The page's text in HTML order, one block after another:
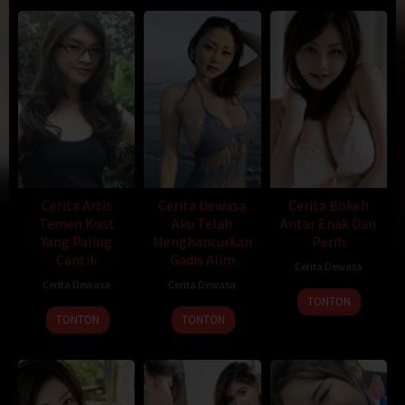
Bejo, rekan sesama tukang ojek tempat kami bersama mangkal.
Aku hanya membalas dengan senyuman. “ Bu…kopi satu,’’ ujarnya
kepada pemilik warung. “Catur , Den?” ujarnya.”halah…bosen, dari
pagi main sama si Ujang, entar situ kalah lagi”, Bejo hanya nyengir
mendengar jawabanku. Siang ini memang pikiranku tengah galau,
mengenang peristiwa tadi malam dan pagi hari ini.
Aku tinggal menumpang mertua di sebuah rumah sederhana di
kampung perbatasan jakarta. Kami berasal dari keluarga dengan
ekonomi pas-pasan. Isteriku terpaksa menjadi TKI di Arab Saudi
untuk memperbaiki keadaan.
Motor kreditan yang aku pakai untuk mengojek ini juga hasil jerih
payahnya.Kondisi mertua juga sama saja, ayah isteriku adalah
tukang bangunan yang lebih sering keliling dari satu proyek ke
proyek lain daripada dirumahnya sendiri, kadang berbulan-bulan
tidak pulang. Bapak, demikian aku memanggilnya, dulu sangat
keras menolak pernikahan kami, ya wajar, sudah susah kok dapat
mantu yang juga susah. Sementara ibu mertua kebalikannya, ia
sosok ibu yang lembut dan baik hati. Mau bagaimana lagi kalau
memang sudah jodohnya. Dulu aku sempat bekerja di pabrik
sebelum akhirnya bangkrut dan aku kena PHK. Pernikahan kami
Cerita Artis
Temen Kost
Yang Paling
Cantik
Cerita Dewasa
TONTON
Cerita Dewasa
Aku Telah
Menghancurkan
Gadis Alim
Cerita Dewasa
TONTON
Cerita Bokeh
Antar Enak Dan
Perih
Cerita Dewasa
TONTON